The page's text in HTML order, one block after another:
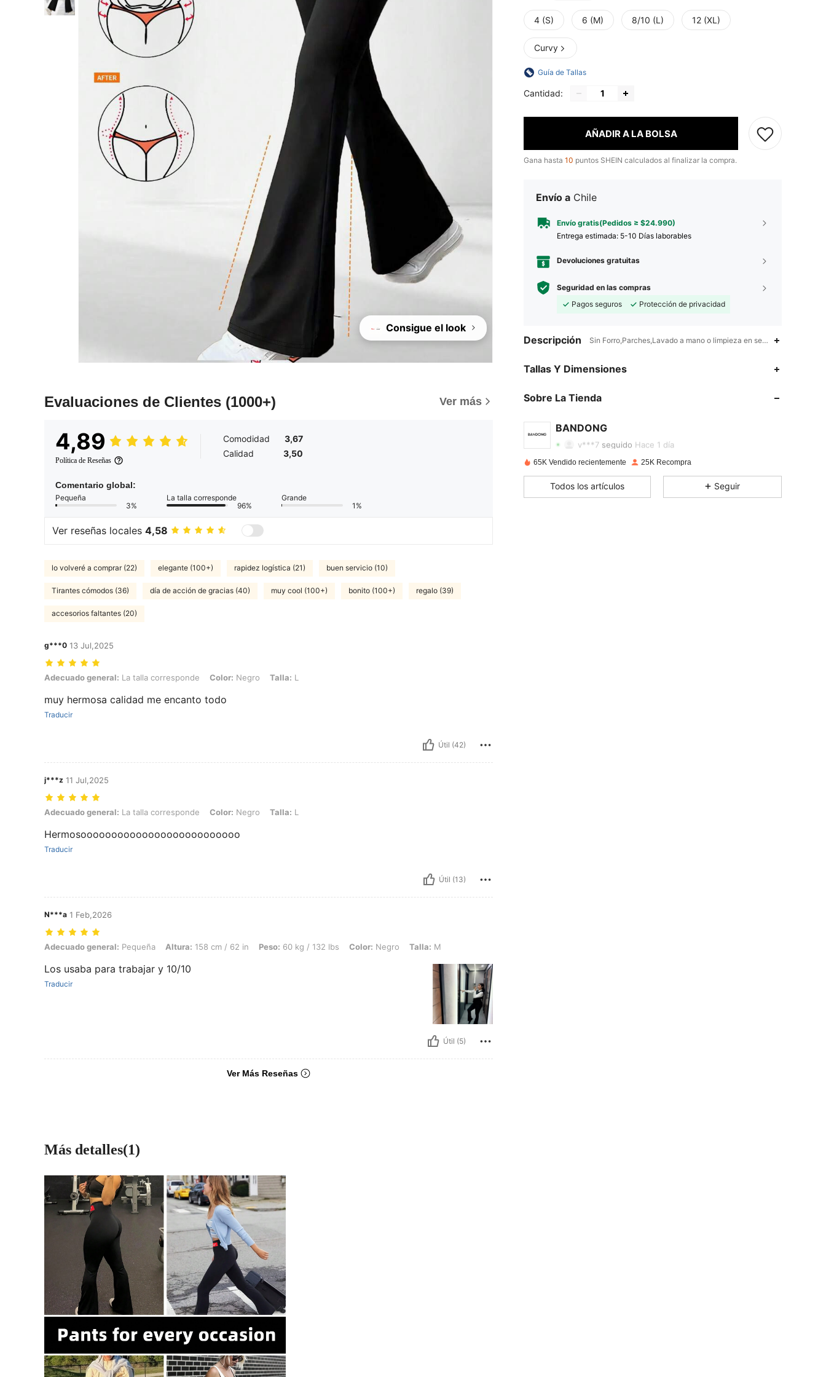
Consigue el look
Evaluaciones de Clientes (1000+) Ver más
4,89
Política de Reseñas
Comodidad
3,67
Calidad
3,50
Comentario global:
Pequeña
3%
La talla corresponde
96%
Grande
1%
Ver reseñas locales 4,58
lo volveré a comprar (22) elegante (100+) rapidez logística (21) buen servicio (10)
Tirantes cómodos (36) día de acción de gracias (40) muy cool (100+) bonito (100+) regalo (39)
accesorios faltantes (20)
g***0 13 Jul,2025
Adecuado general: La talla corresponde, Color: Negro, Talla: L
Adecuado general: La talla corresponde Color: Negro Talla: L
muy hermosa calidad me encanto todo
Traducir
Útil (42)
j***z 11 Jul,2025
Adecuado general: La talla corresponde, Color: Negro, Talla: L
Adecuado general: La talla corresponde Color: Negro Talla: L
Hermosoooooooooooooooooooooooooo
Traducir
Útil (13)
N***a 1 Feb,2026
Adecuado general: Pequeña, Altura: 158 cm / 62 in, Peso: 60 kg / 132 lbs, Color: Negro, Talla: M
Adecuado general: Pequeña Altura: 158 cm / 62 in Peso: 60 kg / 132 lbs Color: Negro Talla: M
Los usaba para trabajar y 10/10
Traducir
Útil (5)
Ver Más Reseñas
4 (S) 6 (M) 8/10 (L) 12 (XL)
Curvy
Guía de Tallas
Cantidad:
AÑADIR A LA BOLSA
Gana hasta 10 puntos SHEIN calculados al finalizar la compra.
Envío a Chile
Envío gratis(Pedidos ≥ $24.990)
Entrega estimada: 5-10 Días laborables
Devoluciones gratuitas
Seguridad en las compras
Pagos seguros
Protección de privacidad
Descripción Sin Forro,Parches,Lavado a mano o limpieza en seco profesional
Tallas Y Dimensiones
Sobre La Tienda
BANDONG
4,87
v***7 seguido Hace 1 día
4,87 54 2.3K
4,87 54 2.3K
65K Vendido recientemente 25K Recompra
Todos los artículos Seguir
Más detalles(1)